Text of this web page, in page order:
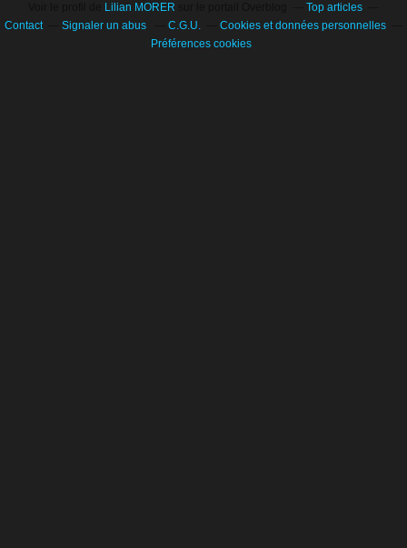
Lilian MORER
Top articles
Contact
Signaler un abus C.G.U.
Cookies et données personnelles
Préférences cookies